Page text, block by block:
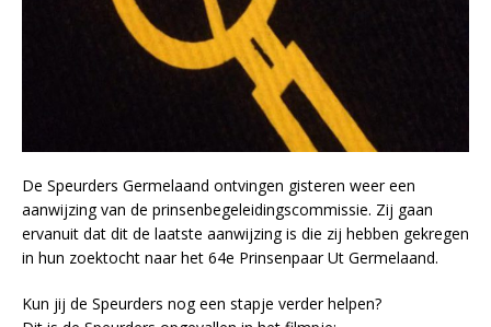
De Speurders Germelaand ontvingen gisteren weer een
aanwijzing van de prinsenbegeleidingscommissie. Zij gaan
ervanuit dat dit de laatste aanwijzing is die zij hebben gekregen
in hun zoektocht naar het 64e Prinsenpaar Ut Germelaand.
Kun jij de Speurders nog een stapje verder helpen?